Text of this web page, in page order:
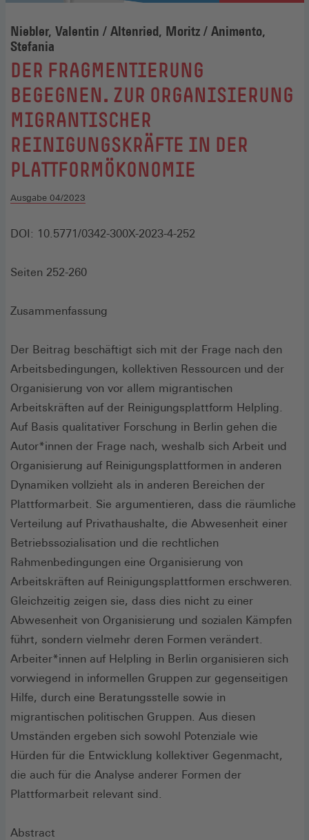
Niebler, Valentin / Altenried, Moritz / Animento,
Stefania
:
DER FRAGMENTIERUNG
BEGEGNEN. ZUR ORGANISIERUNG
MIGRANTISCHER
REINIGUNGSKRÄFTE IN DER
PLATTFORMÖKONOMIE
Ausgabe 04/2023
DOI: 10.5771/0342-300X-2023-4-252
Seiten 252-260
Zusammenfassung
Der Beitrag beschäftigt sich mit der Frage nach den
Arbeitsbedingungen, kollektiven Ressourcen und der
Organisierung von vor allem migrantischen
Arbeitskräften auf der Reinigungsplattform Helpling.
Auf Basis qualitativer Forschung in Berlin gehen die
Autor*innen der Frage nach, weshalb sich Arbeit und
Organisierung auf Reinigungsplattformen in anderen
Dynamiken vollzieht als in anderen Bereichen der
Plattformarbeit. Sie argumentieren, dass die räumliche
Verteilung auf Privathaushalte, die Abwesenheit einer
Betriebssozialisation und die rechtlichen
Rahmenbedingungen eine Organisierung von
Arbeitskräften auf Reinigungsplattformen erschweren.
Gleichzeitig zeigen sie, dass dies nicht zu einer
Abwesenheit von Organisierung und sozialen Kämpfen
führt, sondern vielmehr deren Formen verändert.
Arbeiter*innen auf Helpling in Berlin organisieren sich
vorwiegend in informellen Gruppen zur gegenseitigen
Hilfe, durch eine Beratungsstelle sowie in
migrantischen politischen Gruppen. Aus diesen
Umständen ergeben sich sowohl Potenziale wie
Hürden für die Entwicklung kollektiver Gegenmacht,
die auch für die Analyse anderer Formen der
Plattformarbeit relevant sind.
Abstract